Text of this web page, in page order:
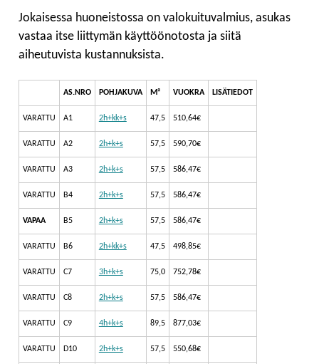
Jokaisessa huoneistossa on valokuituvalmius, asukas
vastaa itse liittymän käyttöönotosta ja siitä
aiheutuvista kustannuksista.
AS.NRO POHJAKUVA M² VUOKRA LISÄTIEDOT
VARATTU A1 2h+kk+s 47,5 510,64€
VARATTU A2 2h+k+s 57,5 590,70€
VARATTU A3 2h+k+s 57,5 586,47€
VARATTU B4 2h+k+s 57,5 586,47€
VAPAA B5 2h+k+s 57,5 586,47€
VARATTU B6 2h+kk+s 47,5 498,85€
VARATTU C7 3h+k+s 75,0 752,78€
VARATTU C8 2h+k+s 57,5 586,47€
VARATTU C9 4h+k+s 89,5 877,03€
VARATTU D10 2h+k+s 57,5 550,68€